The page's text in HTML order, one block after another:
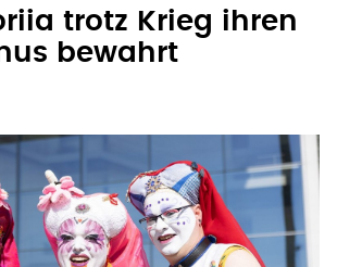
trotz Krieg ihren
bewahrt